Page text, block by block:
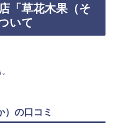
「草花木果（そ
いて
） の口コミ